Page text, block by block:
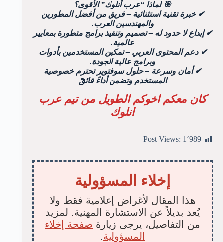
🎯 لماذا “عرب أنلوك” الأقوى؟
✔ خبرة تقنية استثنائية – فريق من أفضل المطورين
والمهندسين العرب.
✔ إبداع لا حدود له – تصميم وتنفيذ برامج متطورة بمعايير
عالمية.
✔ دعم المحتوى العربي – تمكين المستخدمين بأدوات
وبرامج عالية الجودة.
✔ أمان وسرعة – حلول سوفتوير تحترم خصوصية
المستخدم وتضمن أداءً فائقً
كان معكم اخوكم الطويل من تيم عرب
انلوك
Post Views: 1٬989
إخلاء المسؤولية
هذا المقال لأغراض إعلامية فقط ولا
يُعد بديلاً عن الاستشارة المهنية. لمزيد
من التفاصيل، يرجى زيارة صفحة إخلاء
المسؤولية.